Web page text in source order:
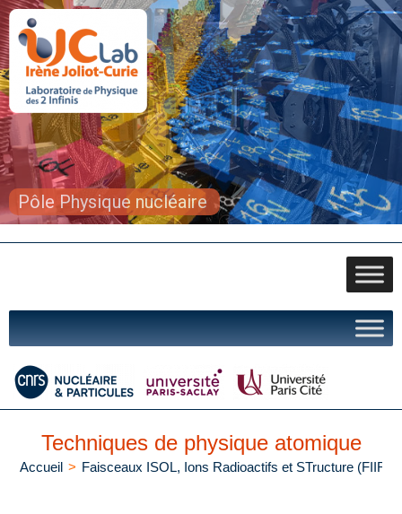
Pôle Physique nucléaire
Pôle Physique nucléaire
Techniques de physique atomique
Accueil > Faisceaux ISOL, Ions Radioactifs et STructure